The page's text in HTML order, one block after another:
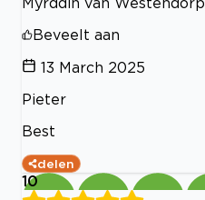
Beveelt aan
13 March 2025
Pieter
Best
delen
10